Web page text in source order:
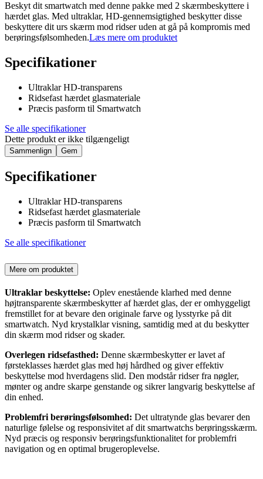
Beskyt dit smartwatch med denne pakke med 2 skærmbeskyttere i
hærdet glas. Med ultraklar, HD-gennemsigtighed beskytter disse
beskyttere dit urs skærm mod ridser uden at gå på kompromis med
berøringsfølsomheden.Læs mere om produktet
Specifikationer
Ultraklar HD-transparens
Ridsefast hærdet glasmateriale
Præcis pasform til Smartwatch
Se alle specifikationer
Dette produkt er ikke tilgængeligt
Sammenlign Gem
Specifikationer
Ultraklar HD-transparens
Ridsefast hærdet glasmateriale
Præcis pasform til Smartwatch
Se alle specifikationer
Mere om produktet
Ultraklar beskyttelse: Oplev enestående klarhed med denne
højtransparente skærmbeskytter af hærdet glas, der er omhyggeligt
fremstillet for at bevare den originale farve og lysstyrke på dit
smartwatch. Nyd krystalklar visning, samtidig med at du beskytter
din skærm mod ridser og skader.
Overlegen ridsefasthed: Denne skærmbeskytter er lavet af
førsteklasses hærdet glas med høj hårdhed og giver effektiv
beskyttelse mod hverdagens slid. Den modstår ridser fra nøgler,
mønter og andre skarpe genstande og sikrer langvarig beskyttelse af
din enhed.
Problemfri berøringsfølsomhed: Det ultratynde glas bevarer den
naturlige følelse og responsivitet af dit smartwatchs berøringsskærm.
Nyd præcis og responsiv berøringsfunktionalitet for problemfri
navigation og en optimal brugeroplevelse.